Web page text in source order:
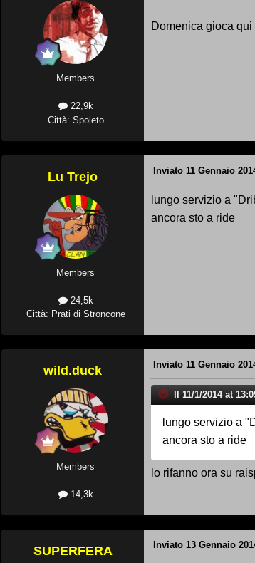
Members
22,9k
Città: Spoleto
Domenica gioca qui
Lu Trejo
Members
24,5k
Città: Prati di Stroncone
Inviato 11 Gennaio
lungo servizio a
ancora sto a ride
wild.duck
Members
14,3k
Inviato 11 Gennaio
Il 11/1/2014 at
lungo servizio a
ancora sto a ride
lo rifanno ora su
SUPERFERA Inviato 13 Gennaio